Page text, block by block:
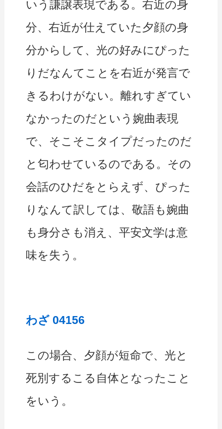
いう謙譲表現である。右近の身
分、右近が仕えていた夕顔の身
分からして、光の好みにぴった
りだなんてことを右近が発言で
きるわけがない。離れすぎてい
なかったのだという婉曲表現
で、そこそこタイプだったのだ
と匂わせているのである。その
会話のひだをとらえず、ぴった
りなんて訳しては、敬語も婉曲
も身分さも消え、平安文学は意
味を失う。
わざ 04156
この場合、夕顔が短命で、光と
死別するこる自体となったこと
をいう。